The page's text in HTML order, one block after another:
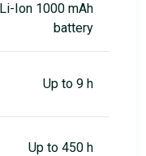
Ion 1000 mAh
battery
Up to 9 h
Up to 450 h